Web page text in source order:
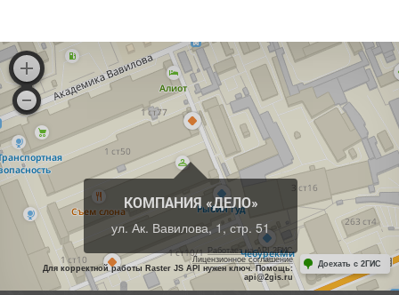
КОМПАНИЯ «ДЕЛО»
ул. Ак. Вавилова, 1, стр. 51
Работает на API 2ГИС
Лицензионное соглашение
Для корректной работы Raster JS API нужен ключ. Помощь:
api@2gis.ru
Доехать с 2ГИС